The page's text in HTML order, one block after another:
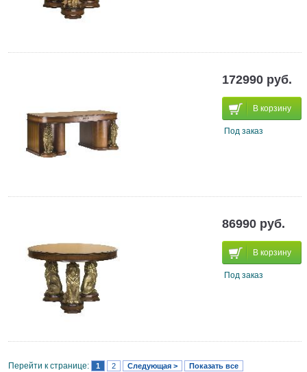
172990 руб.
В корзину
Под заказ
86990 руб.
В корзину
Под заказ
Перейти к странице: 1 2 Следующая > Показать все